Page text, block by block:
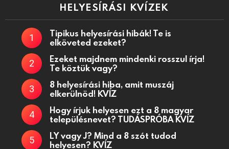
HELYESÍRÁSI KVÍZEK
Tipikus helyesírási hibák! Te is
elköveted ezeket?
Ezeket majdnem mindenki rosszul írja!
Te köztük vagy?
8 helyesírási hiba, amit muszáj
elkerülnöd! KVÍZ
Hogy írjuk helyesen ezt a 8 magyar
településnevet? TUDÁSPRÓBA KVÍZ
LY vagy J? Mind a 8 szót tudod
helyesen? KVÍZ